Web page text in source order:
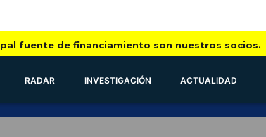
fuente de financiamiento son nuestros socios.
RADAR INVESTIGACIÓN ACTUALIDAD